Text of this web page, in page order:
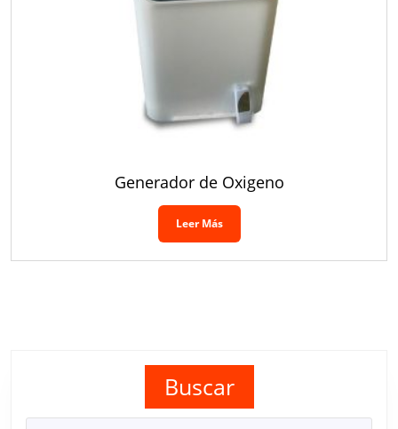
Generador de Oxigeno
Leer Más
Buscar